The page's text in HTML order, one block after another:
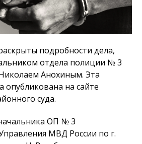
подробности дела,
отдела полиции № 3
Анохиным. Эта
на сайте
суда.
ОП № 3
МВД России по г.